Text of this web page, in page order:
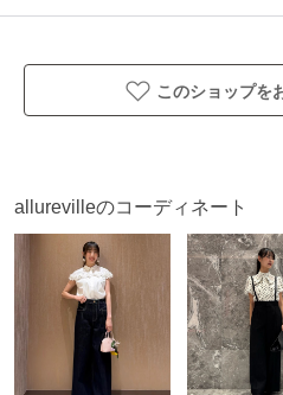
製造国 詳細は下記より
このショップを
allurevilleのコーディネート